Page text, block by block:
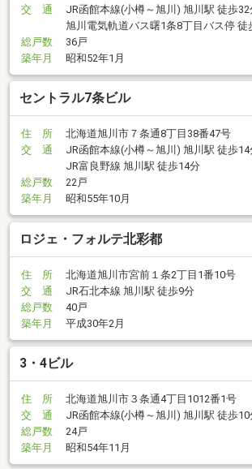
交 通
JR函館本線(小樽～旭川) 旭川駅 徒歩32
旭川電気軌道バス曙1条8丁目バス停 徒
総戸数
36戸
築年月
昭和52年1月
セントラル7条ビル
住 所
北海道旭川市７条通8丁目38番47号
交 通
JR函館本線(小樽～旭川) 旭川駅 徒歩14
JR富良野線 旭川駅 徒歩14分
総戸数
22戸
築年月
昭和55年10月
ロジェ・フォルテ北彩都
住 所
北海道旭川市宮前１条2丁目1番10号
交 通
JR石北本線 旭川駅 徒歩9分
総戸数
40戸
築年月
平成30年2月
3・4ビル
住 所
北海道旭川市３条通4丁目1012番1号
交 通
JR函館本線(小樽～旭川) 旭川駅 徒歩10
総戸数
24戸
築年月
昭和54年11月